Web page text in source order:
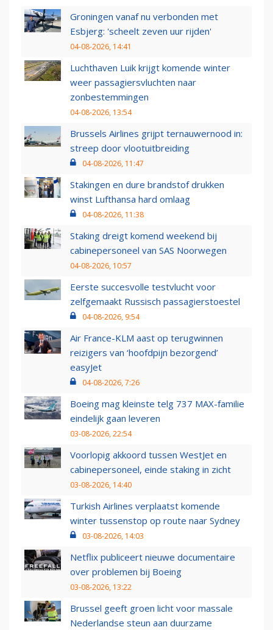
Groningen vanaf nu verbonden met
Esbjerg: 'scheelt zeven uur rijden'
04-08-2026, 14:41
Luchthaven Luik krijgt komende winter
weer passagiersvluchten naar
zonbestemmingen
04-08-2026, 13:54
Brussels Airlines grijpt ternauwernood in:
streep door vlootuitbreiding
04-08-2026, 11:47
Stakingen en dure brandstof drukken
winst Lufthansa hard omlaag
04-08-2026, 11:38
Staking dreigt komend weekend bij
cabinepersoneel van SAS Noorwegen
04-08-2026, 10:57
Eerste succesvolle testvlucht voor
zelfgemaakt Russisch passagierstoestel
04-08-2026, 9:54
Air France-KLM aast op terugwinnen
reizigers van ‘hoofdpijn bezorgend’
easyJet
04-08-2026, 7:26
Boeing mag kleinste telg 737 MAX-familie
eindelijk gaan leveren
03-08-2026, 22:54
Voorlopig akkoord tussen WestJet en
cabinepersoneel, einde staking in zicht
03-08-2026, 14:40
Turkish Airlines verplaatst komende
winter tussenstop op route naar Sydney
03-08-2026, 14:03
Netflix publiceert nieuwe documentaire
over problemen bij Boeing
03-08-2026, 13:22
Brussel geeft groen licht voor massale
Nederlandse steun aan duurzame